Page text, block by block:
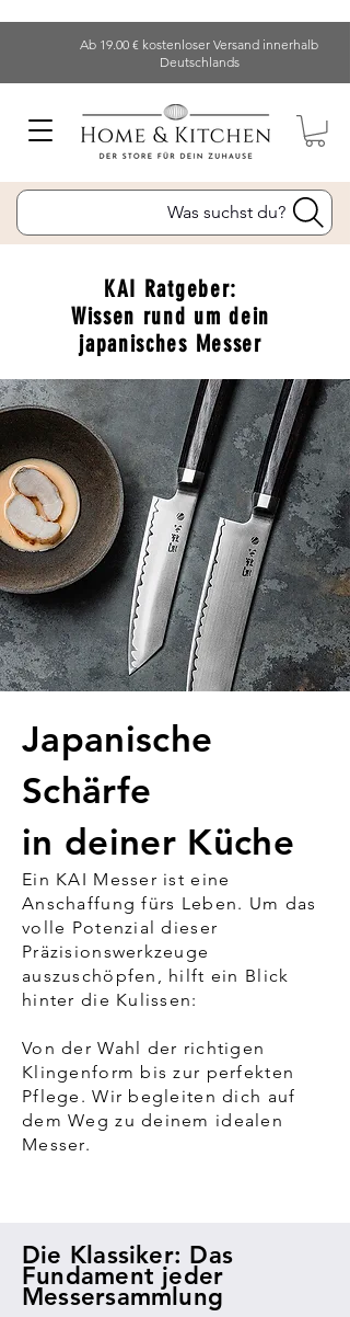
Ab 19.00 € kostenloser Versand innerhalb
Deutschlands
Was suchst du?
KAI Ratgeber:
Wissen rund um dein
japanisches Messer
Japanische
Schärfe
in deiner Küche
Ein KAI Messer ist eine
Anschaffung fürs Leben. Um das
volle Potenzial dieser
Präzisionswerkzeuge
auszuschöpfen, hilft ein Blick
hinter die Kulissen:
Von der Wahl der richtigen
Klingenform bis zur perfekten
Pflege. Wir begleiten dich auf
dem Weg zu deinem idealen
Messer.
Die Klassiker: Das
Fundament jeder
Messersammlung